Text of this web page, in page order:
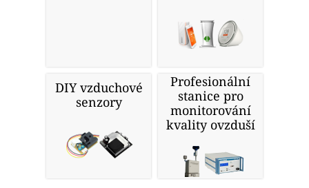
DIY vzduchové
senzory
Profesionální
stanice pro
monitorování
kvality ovzduší